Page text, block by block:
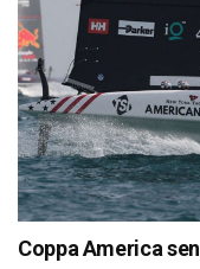
Coppa America